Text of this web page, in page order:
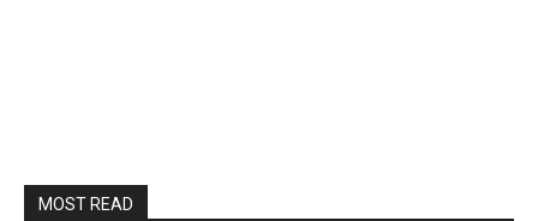
MOST READ